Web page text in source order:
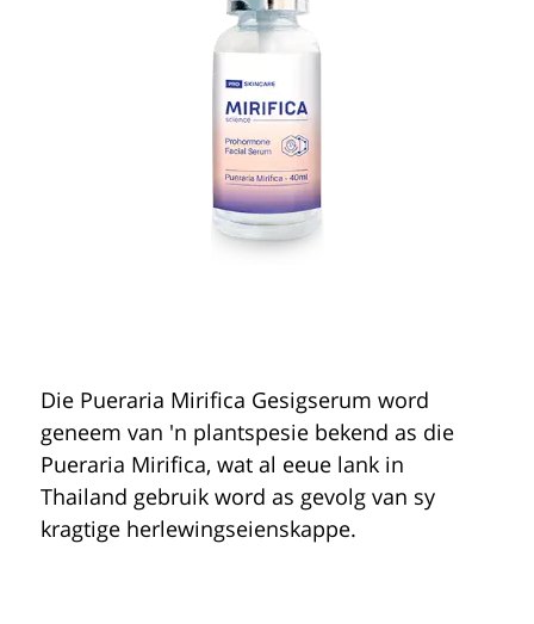
Die Pueraria Mirifica Gesigserum word
geneem van 'n plantspesie bekend as die
Pueraria Mirifica, wat al eeue lank in
Thailand gebruik word as gevolg van sy
kragtige herlewingseienskappe.